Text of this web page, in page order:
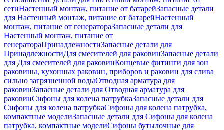
сетиНастенный монтаж, питание от батарейЗапасные детали
для Настенный монтаж, питание от батарейНастенный
монтаж, питание от генератораЗапасные детали для
Настенный монтаж, питание от
генератораПринадлежностиЗапасные детали для
ПринадлежностиДля смесителей для раковинЗапасные детали
для Для смесителей для раковинКонцевые фитинги для зон
раковины, кухонных раковин, приборов и раковин для слива
сильно загрязненной водыОтводная арматура для
раковинЗапасные детали для Отводная арматура для
раковинСифоны для колена патрубкаЗапасные детали для
Сифоны для колена патрубкаСифоны для колена патрубка,
компактные моделиЗапасные детали для Сифоны для колена
патрубка, компактные моделиСифоны бутылочные для